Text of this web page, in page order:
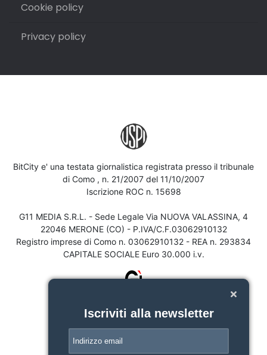
Cookie policy
Privacy policy
BitCity e' una testata giornalistica registrata presso il tribunale
di Como , n. 21/2007 del 11/10/2007
Iscrizione ROC n. 15698
G11 MEDIA S.R.L. - Sede Legale Via NUOVA VALASSINA, 4
22046 MERONE (CO) - P.IVA/C.F.03062910132
Registro imprese di Como n. 03062910132 - REA n. 293834
CAPITALE SOCIALE Euro 30.000 i.v.
Iscriviti alla newsletter